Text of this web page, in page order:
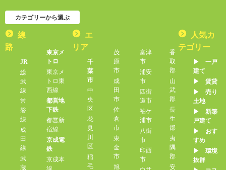
カテゴリーから選ぶ
線
路
JR
総
武
線
常
磐
線
成
田
線
武
蔵
東京メ
トロ
東京メ
トロ東
西線
都営地
下鉄
都営新
宿線
京成電
鉄
京成本
線
エ
リア
千
葉
市
中
央
区
花
見
川
区
稲
毛
茂
原
市
成
田
市
佐
倉
市
東
金
市
旭
富津
市
浦安
市
四街
道市
袖ケ
浦市
八街
市
印西
市
香
取
郡
山
武
郡
長
生
郡
夷
隅
郡
安
人気カ
テゴリー
▶︎ 一戸
建て
▶︎ 賃貸
▶︎ 売り
土地
▶︎ 新築
戸建て
▶︎ おす
すめ
▶︎ 環境
抜群